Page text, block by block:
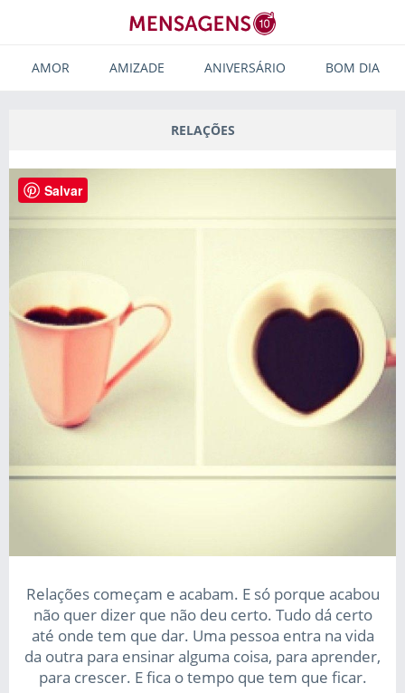
AMOR AMIZADE ANIVERSÁRIO BOM DIA
RELAÇÕES
Relações começam e acabam. E só porque acabou
não quer dizer que não deu certo. Tudo dá certo
até onde tem que dar. Uma pessoa entra na vida
da outra para ensinar alguma coisa, para aprender,
para crescer. E fica o tempo que tem que ficar.
Salvar